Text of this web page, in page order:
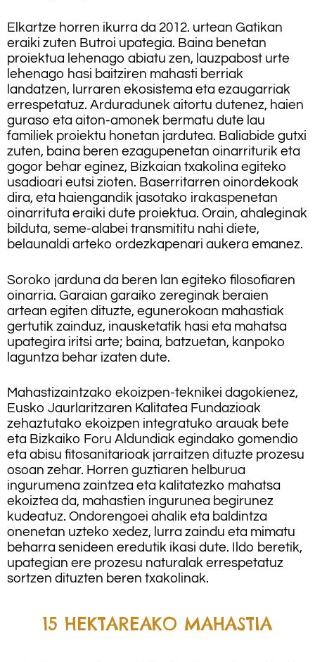
Elkartze horren ikurra da 2012. urtean Gatikan
eraiki zuten Butroi upategia. Baina benetan
proiektua lehenago abiatu zen, lauzpabost urte
lehenago hasi baitziren mahasti berriak
landatzen, lurraren ekosistema eta ezaugarriak
errespetatuz. Arduradunek aitortu dutenez, haien
guraso eta aiton-amonek bermatu dute lau
familiek proiektu honetan jardutea. Baliabide gutxi
zuten, baina beren ezagupenetan oinarriturik eta
gogor behar eginez, Bizkaian txakolina egiteko
usadioari eutsi zioten. Baserritarren oinordekoak
dira, eta haiengandik jasotako irakaspenetan
oinarrituta eraiki dute proiektua. Orain, ahaleginak
bilduta, seme-alabei transmititu nahi diete,
belaunaldi arteko ordezkapenari aukera emanez.
Soroko jarduna da beren lan egiteko filosofiaren
oinarria. Garaian garaiko zereginak beraien
artean egiten dituzte, egunerokoan mahastiak
gertutik zainduz, inausketatik hasi eta mahatsa
upategira iritsi arte; baina, batzuetan, kanpoko
laguntza behar izaten dute.
Mahastizaintzako ekoizpen-teknikei dagokienez,
Eusko Jaurlaritzaren Kalitatea Fundazioak
zehaztutako ekoizpen integratuko arauak bete
eta Bizkaiko Foru Aldundiak egindako gomendio
eta abisu fitosanitarioak jarraitzen dituzte prozesu
osoan zehar. Horren guztiaren helburua
ingurumena zaintzea eta kalitatezko mahatsa
ekoiztea da, mahastien ingurunea begirunez
kudeatuz. Ondorengoei ahalik eta baldintza
onenetan uzteko xedez, lurra zaindu eta mimatu
beharra senideen eredutik ikasi dute. Ildo beretik,
upategian ere prozesu naturalak errespetatuz
sortzen dituzten beren txakolinak.
15 HEKTAREAKO MAHASTIA